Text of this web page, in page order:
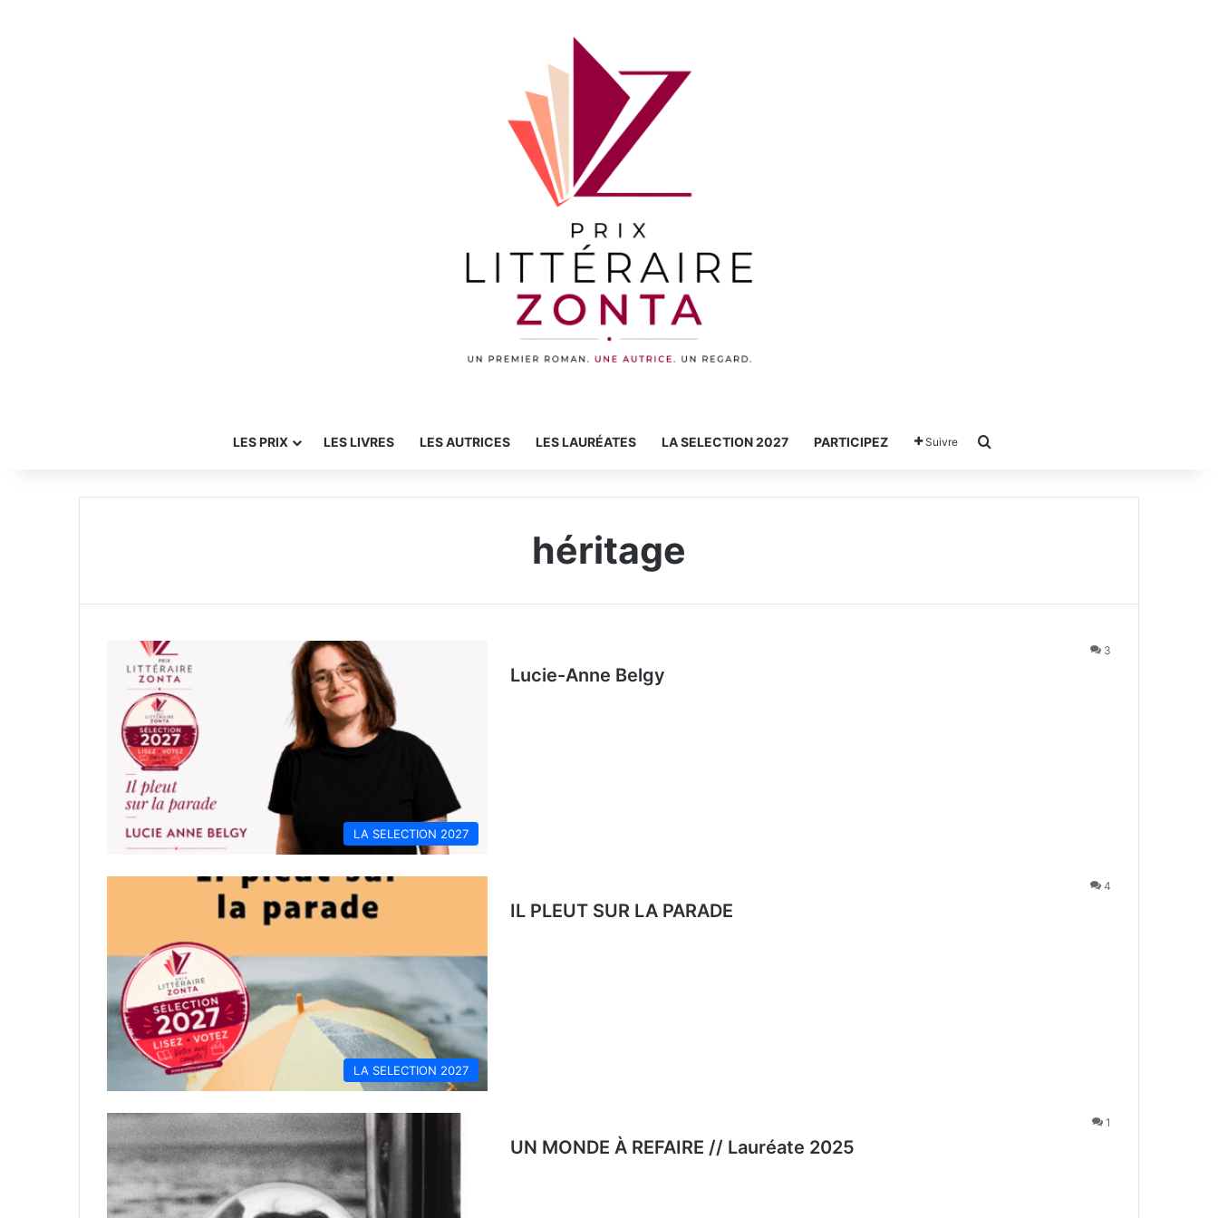
LES PRIX LES LIVRES LES AUTRICES LES LAURÉATES LA SELECTION 2027 PARTICIPEZ Suivre
héritage
LA SELECTION 2027
3
Lucie-Anne Belgy
LA SELECTION 2027
4
IL PLEUT SUR LA PARADE
1
UN MONDE À REFAIRE // Lauréate 2025